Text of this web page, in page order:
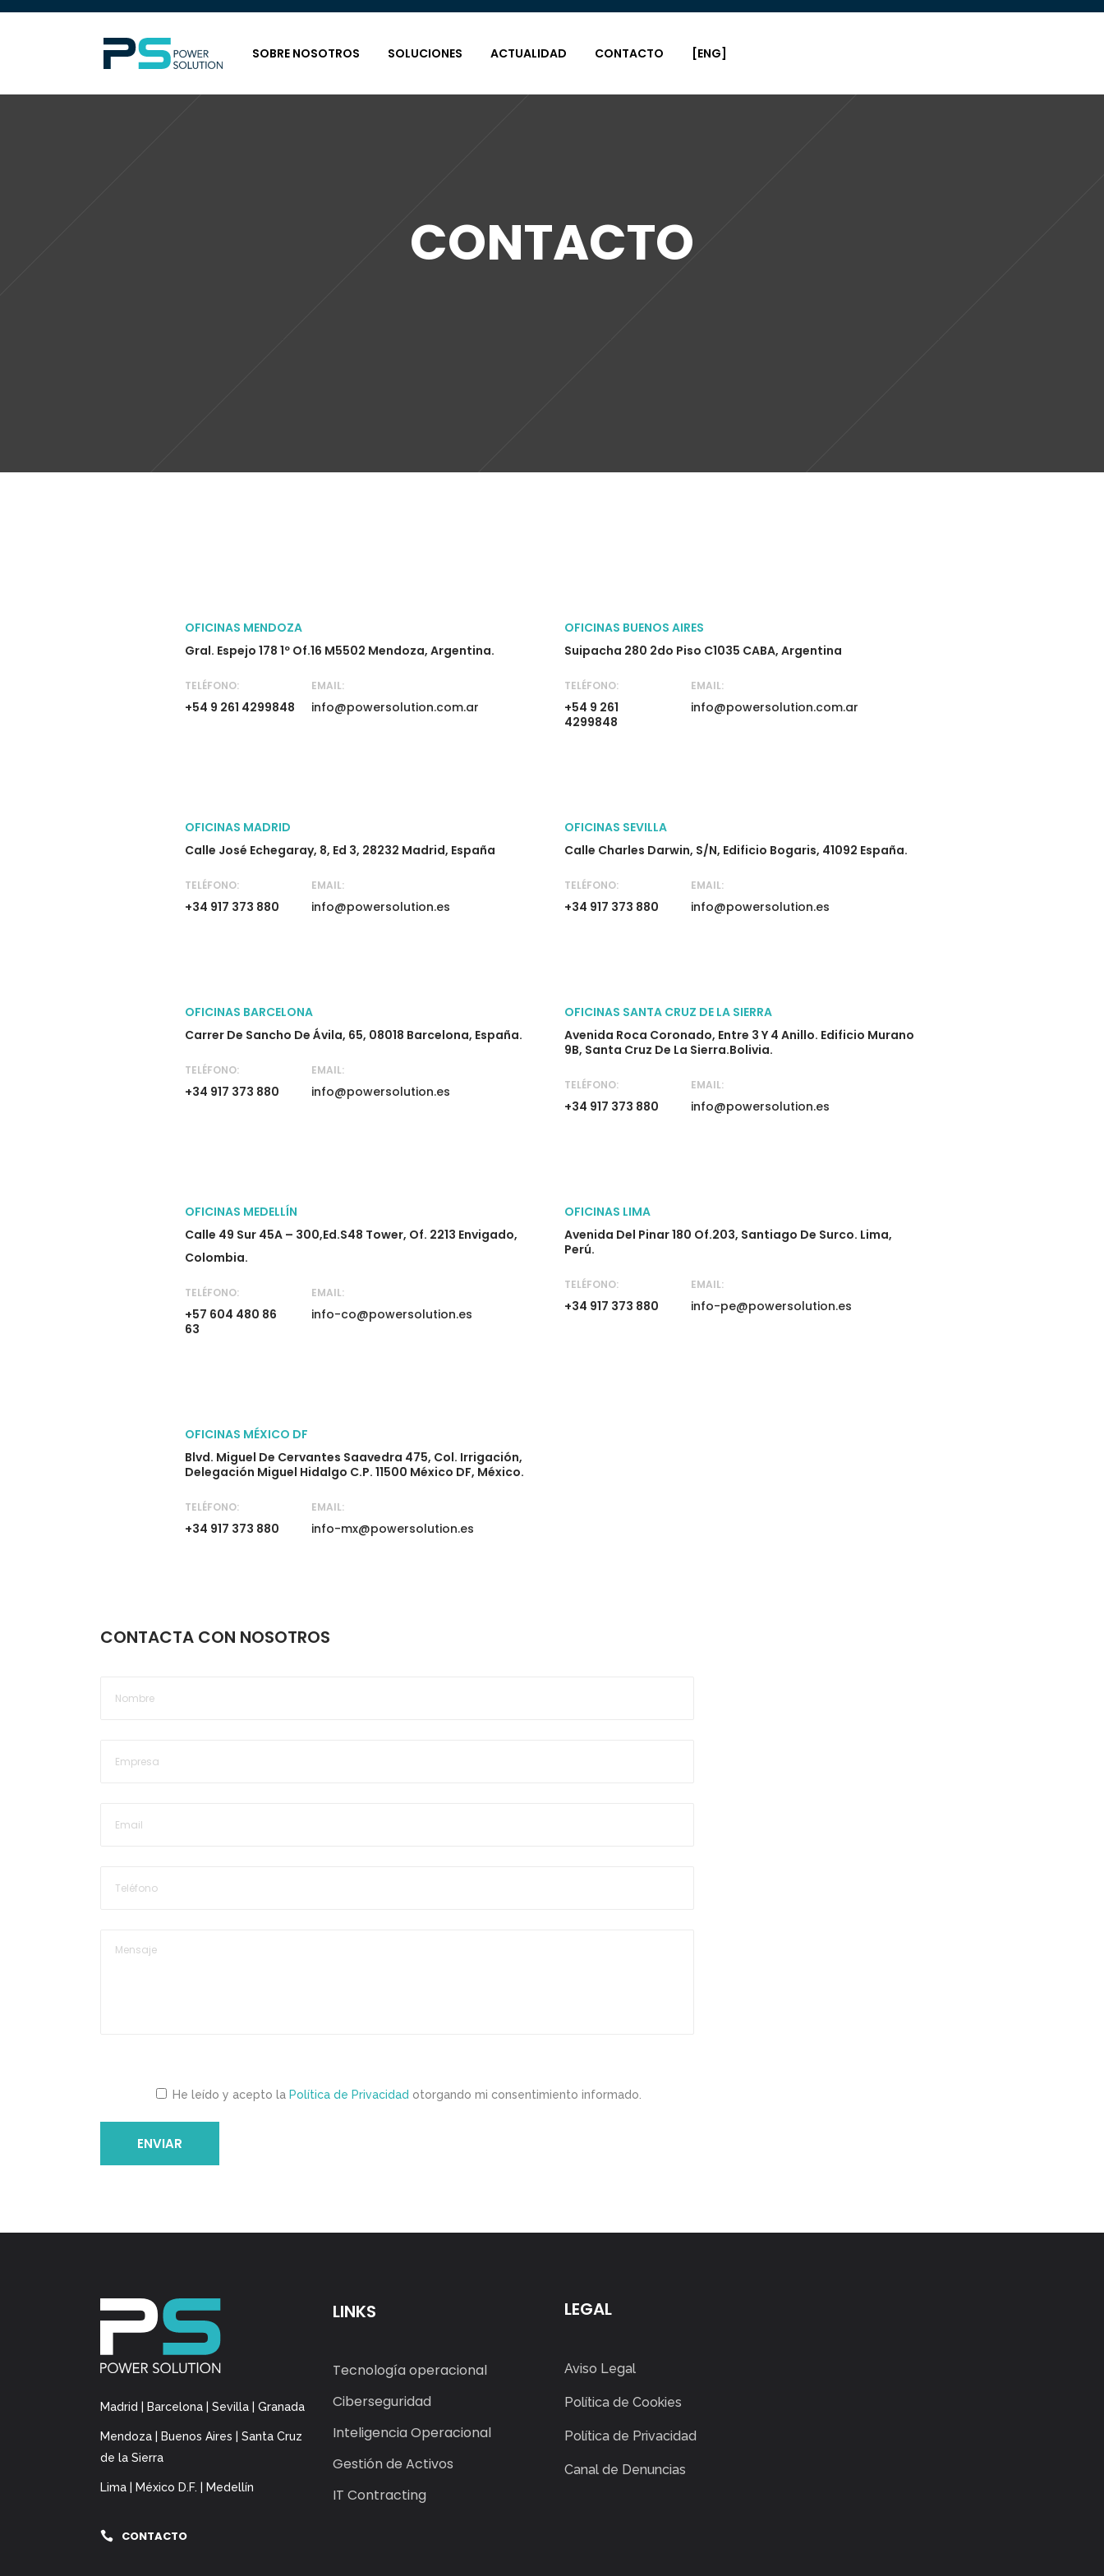
SOBRE NOSOTROS SOLUCIONES ACTUALIDAD CONTACTO [ENG]
CONTACTO
OFICINAS MENDOZA
Gral. Espejo 178 1º Of.16 M5502 Mendoza, Argentina.
TELÉFONO:
+54 9 261 4299848
EMAIL:
info@powersolution.com.ar
OFICINAS BUENOS AIRES
Suipacha 280 2do Piso C1035 CABA, Argentina
TELÉFONO:
+54 9 261
4299848
EMAIL:
info@powersolution.com.ar
OFICINAS MADRID
Calle José Echegaray, 8, Ed 3, 28232 Madrid, España
TELÉFONO:
+34 917 373 880
EMAIL:
info@powersolution.es
OFICINAS SEVILLA
Calle Charles Darwin, S/n, Edificio Bogaris, 41092 España.
TELÉFONO:
+34 917 373 880
EMAIL:
info@powersolution.es
OFICINAS BARCELONA
Carrer De Sancho De Ávila, 65, 08018 Barcelona, España.
TELÉFONO:
+34 917 373 880
EMAIL:
info@powersolution.es
OFICINAS SANTA CRUZ DE LA SIERRA
Avenida Roca Coronado, Entre 3 Y 4 Anillo. Edificio Murano
9B, Santa Cruz De La Sierra.Bolivia.
TELÉFONO:
+34 917 373 880
EMAIL:
info@powersolution.es
OFICINAS MEDELLÍN
Calle 49 Sur 45A – 300,Ed.S48 Tower, Of. 2213 Envigado,
Colombia.
TELÉFONO:
+57 604 480 86
63
EMAIL:
info-co@powersolution.es
OFICINAS LIMA
Avenida Del Pinar 180 Of.203, Santiago De Surco. Lima,
Perú.
TELÉFONO:
+34 917 373 880
EMAIL:
info-pe@powersolution.es
OFICINAS MÉXICO DF
Blvd. Miguel De Cervantes Saavedra 475, Col. Irrigación,
Delegación Miguel Hidalgo C.P. 11500 México DF, México.
TELÉFONO:
+34 917 373 880
EMAIL:
info-mx@powersolution.es
CONTACTA CON NOSOTROS
He leído y acepto la Política de Privacidad otorgando mi consentimiento informado.
Madrid | Barcelona | Sevilla | Granada
Mendoza | Buenos Aires | Santa Cruz
de la Sierra
Lima | México D.F. | Medellín
CONTACTO
LINKS
Tecnología operacional
Ciberseguridad
Inteligencia Operacional
Gestión de Activos
IT Contracting
LEGAL
Aviso Legal
Política de Cookies
Política de Privacidad
Canal de Denuncias